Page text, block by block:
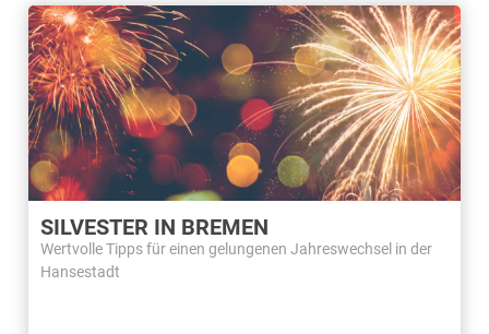
SILVESTER IN BREMEN
Wertvolle Tipps für einen gelungenen Jahreswechsel in der
Hansestadt